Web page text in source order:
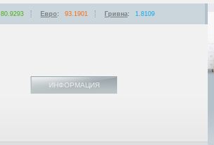
ИНФОРМАЦИЯ
80.9293 Евро: 93.1901 Гривна: 1.8109